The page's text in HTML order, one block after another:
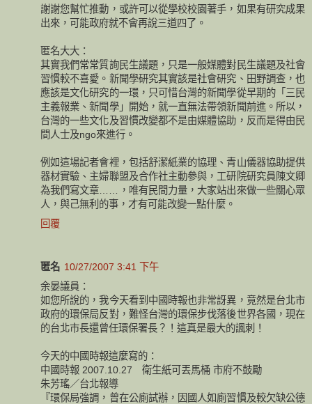
謝謝您幫忙推動，或許可以從學校校園著手，如果有研究成果
出來，可能政府就不會再說三道四了。
匿名大大：
其實我們常常質詢民生議題，只是一般媒體對民生議題及社會
習慣較不喜愛。新聞學研究其實該是社會研究、田野調查，也
應該是文化研究的一環，只可惜台灣的新聞學從早期的「三民
主義報業、新聞學」開始，就一直無法帶領新聞前進。所以，
台灣的一些文化及習慣改變都不是由媒體協助，反而是得由民
間人士及ngo來進行。
例如這場記者會裡，包括舒潔紙業的協理、青山儀器協助提供
器材實驗、主婦聯盟及合作社主動參與，工研院研究員陳文卿
為我們寫文章……，唯有民間力量，大家站出來做一些關心眾
人，與己無利的事，才有可能改變一點什麼。
回覆
匿名 10/27/2007 3:41 下午
余晏議員：
如您所說的，我今天看到中國時報也非常訝異，竟然是台北市
政府的環保局反對，難怪台灣的環保步伐落後世界各國，現在
的台北市長還曾任環保署長？！這真是最大的諷刺！
今天的中國時報這麼寫的：
中國時報 2007.10.27 衛生紙可丟馬桶 市府不鼓勵
朱芳瑤／台北報導
『環保局強調，曾在公廁試辦，因國人如廁習慣及較欠缺公德